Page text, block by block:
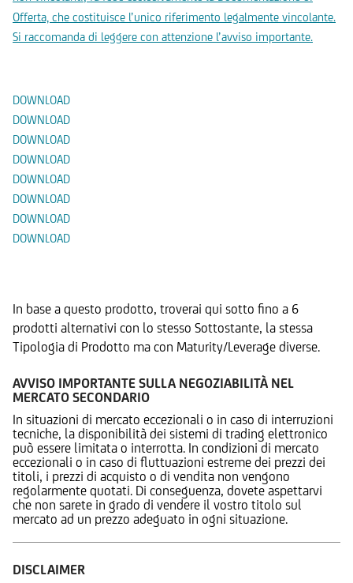
Offerta, che costituisce l’unico riferimento legalmente vincolante.
Si raccomanda di leggere con attenzione l’avviso importante.
DOWNLOAD
DOWNLOAD
DOWNLOAD
DOWNLOAD
DOWNLOAD
DOWNLOAD
DOWNLOAD
DOWNLOAD
In base a questo prodotto, troverai qui sotto fino a 6
prodotti alternativi con lo stesso Sottostante, la stessa
Tipologia di Prodotto ma con Maturity/Leverage diverse.
AVVISO IMPORTANTE SULLA NEGOZIABILITÀ NEL
MERCATO SECONDARIO
In situazioni di mercato eccezionali o in caso di interruzioni
tecniche, la disponibilità dei sistemi di trading elettronico
può essere limitata o interrotta. In condizioni di mercato
eccezionali o in caso di fluttuazioni estreme dei prezzi dei
titoli, i prezzi di acquisto o di vendita non vengono
regolarmente quotati. Di conseguenza, dovete aspettarvi
che non sarete in grado di vendere il vostro titolo sul
mercato ad un prezzo adeguato in ogni situazione.
DISCLAIMER